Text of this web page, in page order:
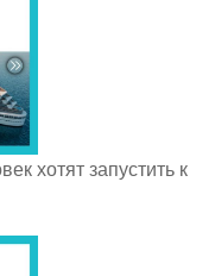
хотят запустить к